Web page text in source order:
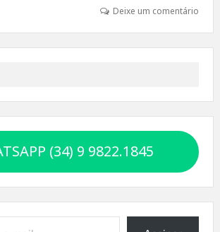
Deixe um comentário
(34) 9 9822.1845